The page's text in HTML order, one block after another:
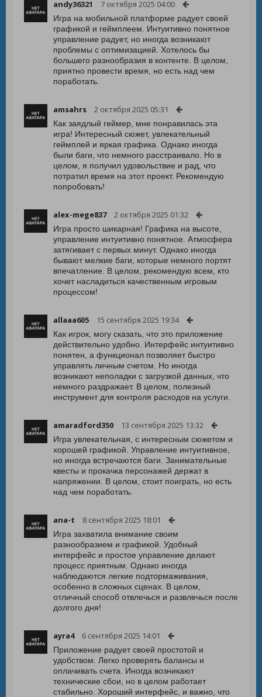
andy36321 7 октября 2025 04:00
Игра на мобильной платформе радует своей
графикой и геймплеем. Интуитивно понятное
управление радует, но иногда возникают
проблемы с оптимизацией. Хотелось бы
большего разнообразия в контенте. В целом,
приятно провести время, но есть над чем
поработать.
amsahrs 2 октября 2025 05:31
Как заядлый геймер, мне понравилась эта
игра! Интересный сюжет, увлекательный
геймплей и яркая графика. Однако иногда
были баги, что немного расстраивало. Но в
целом, я получил удовольствие и рад, что
потратил время на этот проект. Рекомендую
попробовать!
alex-mege837 2 октября 2025 01:32
Игра просто шикарная! Графика на высоте,
управление интуитивно понятное. Атмосфера
затягивает с первых минут. Однако иногда
бывают мелкие баги, которые немного портят
впечатление. В целом, рекомендую всем, кто
хочет насладиться качественным игровым
процессом!
allaaa605 15 сентября 2025 19:34
Как игрок, могу сказать, что это приложение
действительно удобно. Интерфейс интуитивно
понятен, а функционал позволяет быстро
управлять личным счетом. Но иногда
возникают неполадки с загрузкой данных, что
немного раздражает. В целом, полезный
инструмент для контроля расходов на услуги.
amaradford350 13 сентября 2025 13:32
Игра увлекательная, с интересным сюжетом и
хорошей графикой. Управление интуитивное,
но иногда встречаются баги. Занимательные
квесты и прокачка персонажей держат в
напряжении. В целом, стоит поиграть, но есть
над чем поработать.
ana-t 8 сентября 2025 18:01
Игра захватила внимание своим
разнообразием и графикой. Удобный
интерфейс и простое управление делают
процесс приятным. Однако иногда
наблюдаются легкие подтормаживания,
особенно в сложных сценах. В целом,
отличный способ отвлечься и развлечься после
долгого дня!
ayra4 6 сентября 2025 14:01
Приложение радует своей простотой и
удобством. Легко проверять балансы и
оплачивать счета. Иногда возникают
технические сбои, но в целом работает
стабильно. Хороший интерфейс, и важно, что